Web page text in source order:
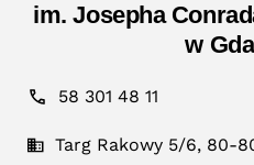
im. Josepha
w
58 301 48 11
Targ Rakowy 5/6, 80-